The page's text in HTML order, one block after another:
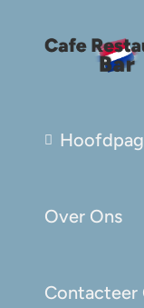
Over Ons
Contacteer